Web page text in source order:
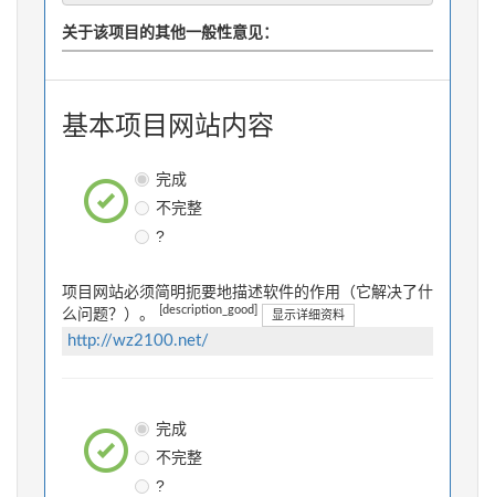
关于该项目的其他一般性意见：
基本项目网站内容
完成
不完整
?
项目网站必须简明扼要地描述软件的作用（它解决了什
么问题？）。
[description_good] 显示详细资料
http://wz2100.net/
完成
不完整
?